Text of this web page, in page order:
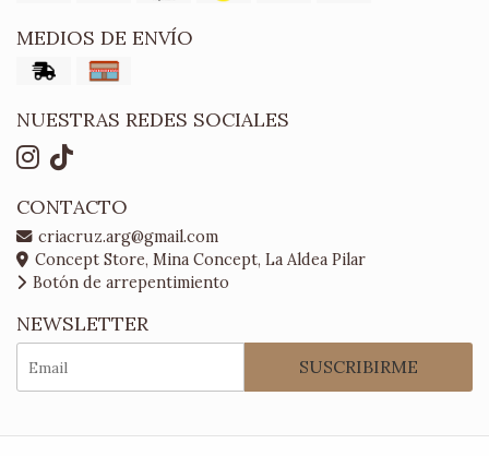
MEDIOS DE ENVÍO
NUESTRAS REDES SOCIALES
CONTACTO
criacruz.arg@gmail.com
Concept Store, Mina Concept, La Aldea Pilar
Botón de arrepentimiento
NEWSLETTER
SUSCRIBIRME